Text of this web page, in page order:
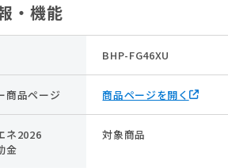
・機能
BHP-FG46XU
商品ページ 商品ページを開く
ネ2026
金
対象商品